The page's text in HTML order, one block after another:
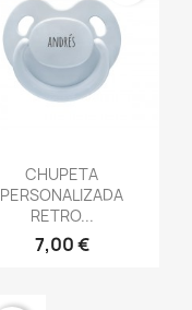
Vista rápida
CHUPETA
PERSONALIZADA
RETRO...
7,00 €